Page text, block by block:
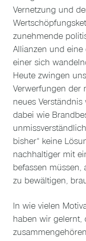
Vernetzung und
zunehmende
Allianzen und
einer sich
Heute zwingen
Verwerfungen der
neues
dabei wie
bisher“ keine
nachhaltiger mit
befassen müssen,
zu bewältigen,
In wie vielen
haben wir gelernt,